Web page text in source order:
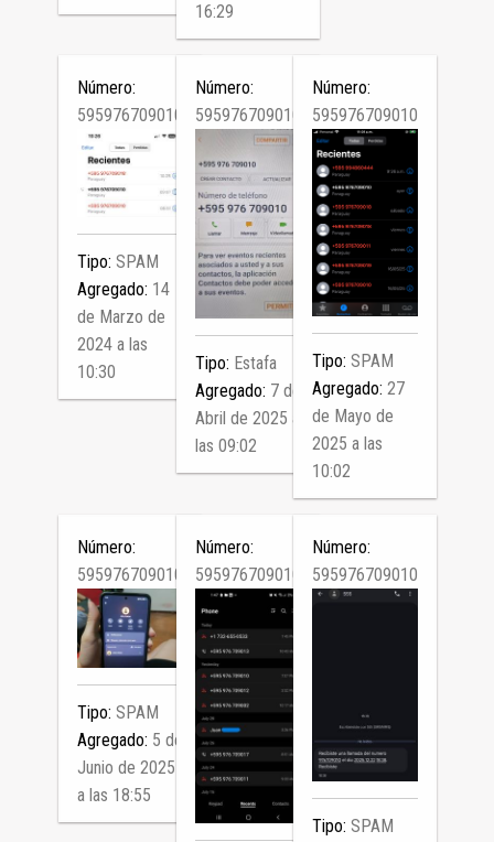
16:29
Número:
595976709010
Tipo:SPAM
Agregado: 14
de Marzo de
2024 a las
10:30
Número:
595976709010
Tipo: Estafa
Agregado: 7 de
Abril de 2025 a
las 09:02
Número:
595976709010
Tipo: SPAM
Agregado: 27
de Mayo de
2025 a las
10:02
Número:
595976709010
Tipo:SPAM
Agregado: 5 de
Junio de 2025
a las 18:55
Número:
595976709010
Número:
595976709010
Tipo: SPAM